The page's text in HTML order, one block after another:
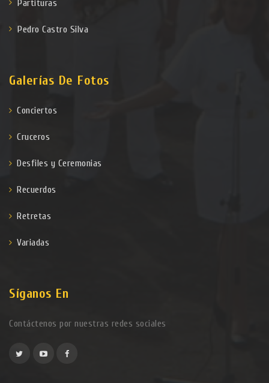
Partituras
Pedro Castro Silva
Galerías De Fotos
Conciertos
Cruceros
Desfiles y Ceremonias
Recuerdos
Retretas
Variadas
Síganos En
Contáctenos por nuestras redes sociales